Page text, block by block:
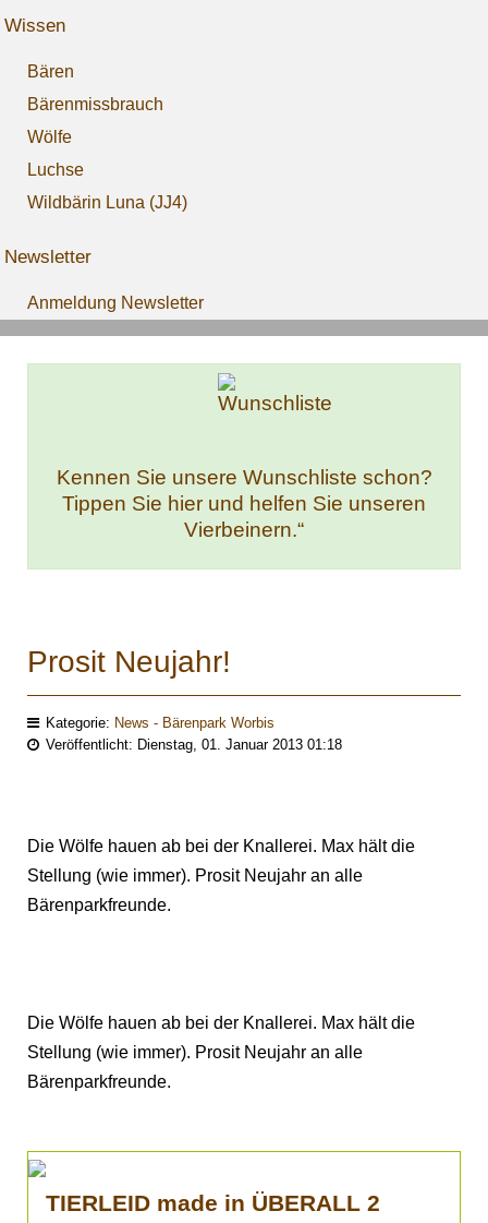
Wissen
Bären
Bärenmissbrauch
Wölfe
Luchse
Wildbärin Luna (JJ4)
Newsletter
Anmeldung Newsletter
Kennen Sie unsere Wunschliste schon?
Tippen Sie hier und helfen Sie unseren
Vierbeinern.“
Prosit Neujahr!
Kategorie: News - Bärenpark Worbis
Veröffentlicht: Dienstag, 01. Januar 2013 01:18
Die Wölfe hauen ab bei der Knallerei. Max hält die
Stellung (wie immer). Prosit Neujahr an alle
Bärenparkfreunde.
Die Wölfe hauen ab bei der Knallerei. Max hält die
Stellung (wie immer). Prosit Neujahr an alle
Bärenparkfreunde.
TIERLEID made in ÜBERALL 2